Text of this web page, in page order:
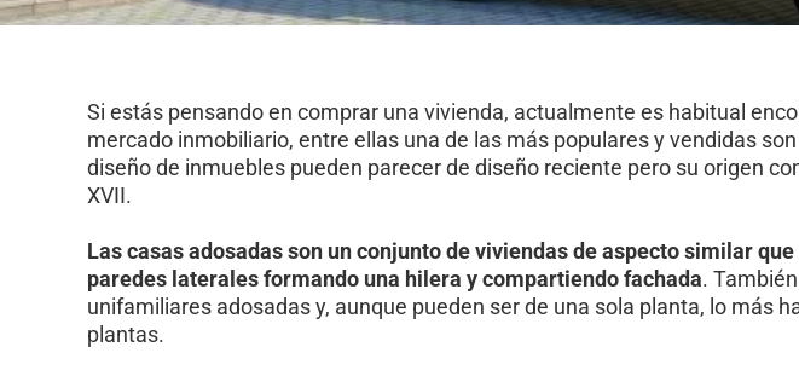
Si estás pensando en comprar una vivienda, actualmente es habitual
mercado inmobiliario, entre ellas una de las más populares y vendidas
diseño de inmuebles pueden parecer de diseño reciente pero su origen
XVII.
Las casas adosadas son un conjunto de viviendas de aspecto similar
paredes laterales formando una hilera y compartiendo fachada.
unifamiliares adosadas y, aunque pueden ser de una sola planta, lo más
plantas.